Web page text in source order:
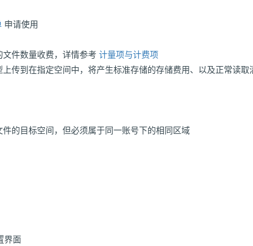
申请使用
件数量收费，详情参考 计量项与计费项
传到在指定空间中，将产生标准存储的存储费用、以及正常读
的目标空间，但必须属于同一账号下的相同区域
界面